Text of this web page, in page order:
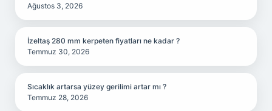
Ağustos 3, 2026
İzeltaş 280 mm kerpeten fiyatları ne kadar ?
Temmuz 30, 2026
Sıcaklık artarsa yüzey gerilimi artar mı ?
Temmuz 28, 2026